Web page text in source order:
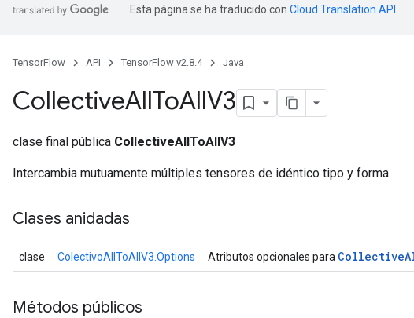
Esta página se ha traducido con Cloud Translation API
TensorFlow API TensorFlow v2.8.4 Java
CollectiveAllToAllV3
clase final pública CollectiveAllToAllV3
Intercambia mutuamente múltiples tensores de idéntico tipo y forma.
Clases anidadas
clase ColectivoAllToAllV3.Options Atributos opcionales para Collective
Métodos públicos